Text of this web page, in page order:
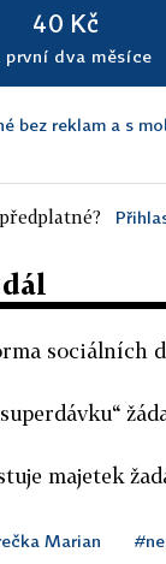
40 Kč
první dva měsíce
bez reklam a s
sociálních
majetek
Marian